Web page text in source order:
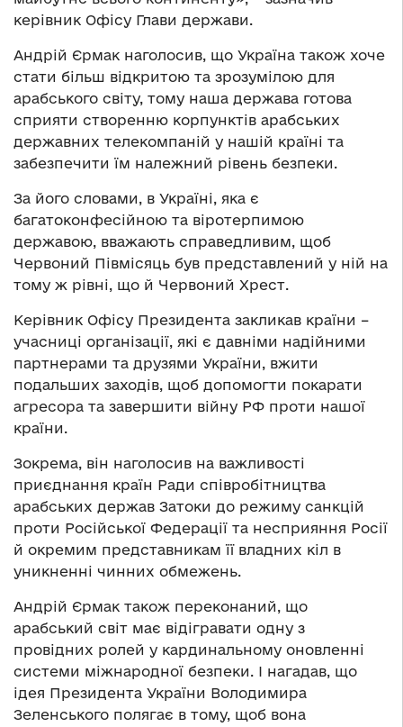
керівник Офісу Глави держави.
Андрій Єрмак наголосив, що Україна також хоче
стати більш відкритою та зрозумілою для
арабського світу, тому наша держава готова
сприяти створенню корпунктів арабських
державних телекомпаній у нашій країні та
забезпечити їм належний рівень безпеки.
За його словами, в Україні, яка є
багатоконфесійною та віротерпимою
державою, вважають справедливим, щоб
Червоний Півмісяць був представлений у ній на
тому ж рівні, що й Червоний Хрест.
Керівник Офісу Президента закликав країни –
учасниці організації, які є давніми надійними
партнерами та друзями України, вжити
подальших заходів, щоб допомогти покарати
агресора та завершити війну РФ проти нашої
країни.
Зокрема, він наголосив на важливості
приєднання країн Ради співробітництва
арабських держав Затоки до режиму санкцій
проти Російської Федерації та несприяння Росії
й окремим представникам її владних кіл в
уникненні чинних обмежень.
Андрій Єрмак також переконаний, що
арабський світ має відігравати одну з
провідних ролей у кардинальному оновленні
системи міжнародної безпеки. І нагадав, що
ідея Президента України Володимира
Зеленського полягає в тому, щоб вона